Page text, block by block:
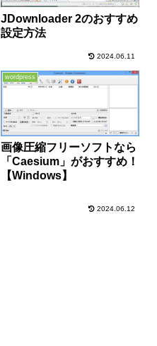
JDownloader 2のおすすめ
設定方法
2024.06.11
wordpress
画像圧縮フリーソフトなら
「Caesium」がおすすめ！
【Windows】
2024.06.12